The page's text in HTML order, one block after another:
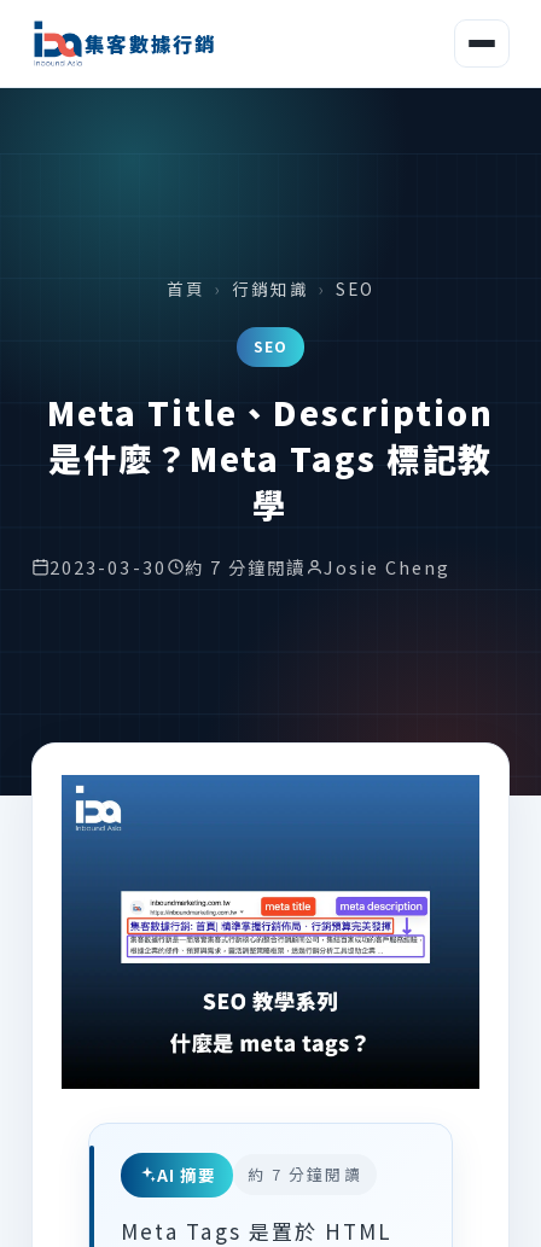
集客數據行銷
首頁 › 行銷知識 › SEO
SEO
Meta Title、Description
是什麼？Meta Tags 標記教
學
2023-03-30 約 7 分鐘閱讀 Josie Cheng
AI 摘要 約 7 分鐘閱讀
Meta Tags 是置於 HTML